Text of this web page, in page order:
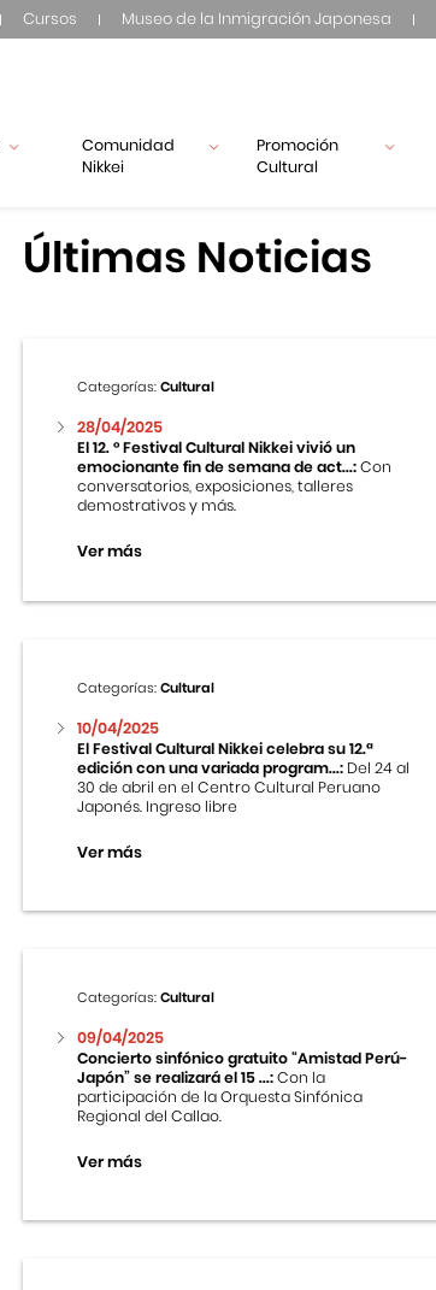
Cursos Museo de la Inmigración Japonesa
Comunidad
Nikkei
Promoción
Cultural
Últimas Noticias
Categorías:Cultural
28/04/2025
El 12. ° Festival Cultural Nikkei vivió un
emocionante fin de semana de act...:Con
conversatorios, exposiciones, talleres
demostrativos y más.
Ver más
Categorías:Cultural
10/04/2025
El Festival Cultural Nikkei celebra su 12.ª
edición con una variada program...: Del 24 al
30 de abril en el Centro Cultural Peruano
Japonés. Ingreso libre
Ver más
Categorías:Cultural
09/04/2025
Concierto sinfónico gratuito “Amistad Perú-
Japón” se realizará el 15 ...:Con la
participación de la Orquesta Sinfónica
Regional del Callao.
Ver más